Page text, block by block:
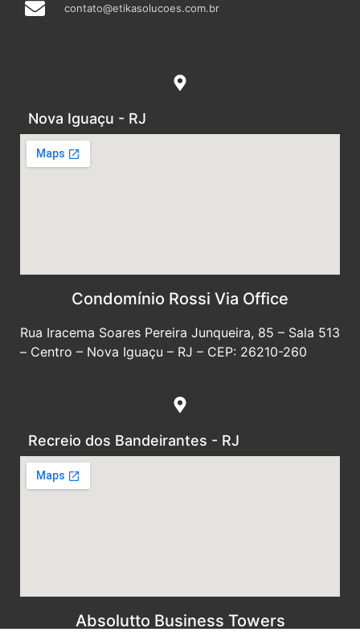
contato@etikasolucoes.com.br
Nova Iguaçu - RJ
Condomínio Rossi Via Office
Rua Iracema Soares Pereira Junqueira, 85 – Sala 513
– Centro – Nova Iguaçu – RJ – CEP: 26210-260
Recreio dos Bandeirantes - RJ
Absolutto Business Towers